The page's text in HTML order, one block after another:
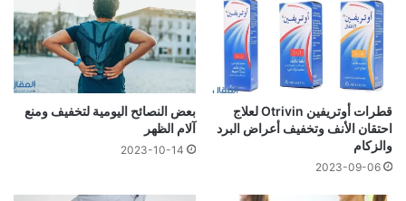
قطرات أوتريفين Otrivin لعلاج
احتقان الأنف وتخفيف أعراض البرد
والزكام
2023-09-06
بعض النصائح اليومية لتخفيف ومنع
آلام الظهر
2023-10-14